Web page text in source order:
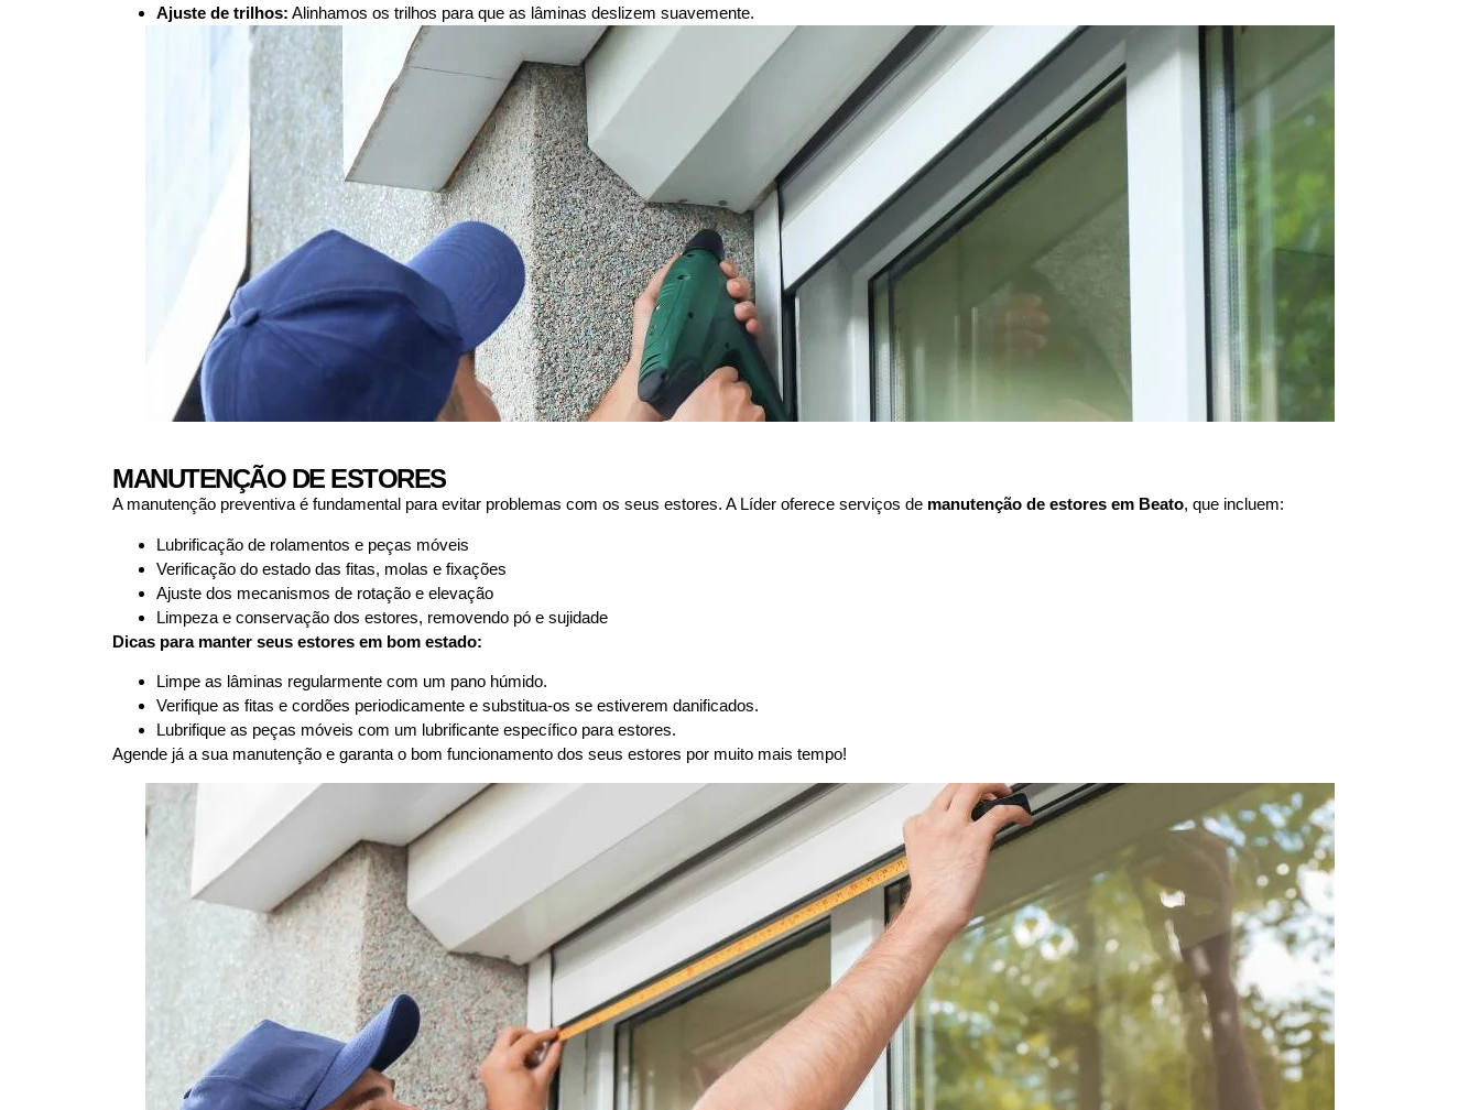
Ajuste de trilhos: Alinhamos os trilhos para que as lâminas deslizem suavemente.
MANUTENÇÃO DE ESTORES
A manutenção preventiva é fundamental para evitar problemas com os seus estores. A Líder oferece serviços de manutenção de estores em Beato, que incluem:
Lubrificação de rolamentos e peças móveis
Verificação do estado das fitas, molas e fixações
Ajuste dos mecanismos de rotação e elevação
Limpeza e conservação dos estores, removendo pó e sujidade
Dicas para manter seus estores em bom estado:
Limpe as lâminas regularmente com um pano húmido.
Verifique as fitas e cordões periodicamente e substitua-os se estiverem danificados.
Lubrifique as peças móveis com um lubrificante específico para estores.
Agende já a sua manutenção e garanta o bom funcionamento dos seus estores por muito mais tempo!